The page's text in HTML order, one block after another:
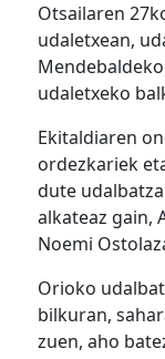
Otsailaren
udaletxean,
udaletxeko
Ekitaldiaren
ordezkariek
dute
alkateaz gain,
Noemi
Orioko
bilkuran,
zuen, aho